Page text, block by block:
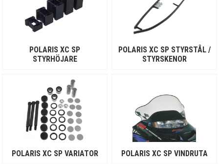
POLARIS XC SP
STYRHÖJARE
POLARIS XC SP STYRSTÅL /
STYRSKENOR
POLARIS XC SP VARIATOR POLARIS XC SP VINDRUTA